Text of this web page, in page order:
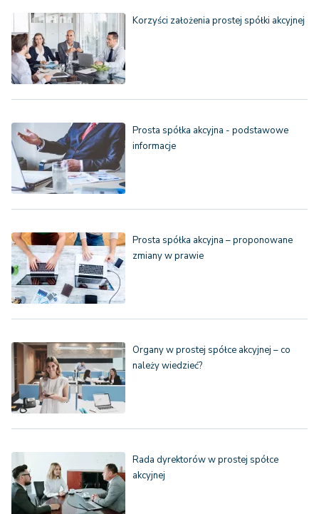
Korzyści założenia prostej spółki akcyjnej
Prosta spółka akcyjna - podstawowe
informacje
Prosta spółka akcyjna – proponowane
zmiany w prawie
Organy w prostej spółce akcyjnej – co
należy wiedzieć?
Rada dyrektorów w prostej spółce
akcyjnej